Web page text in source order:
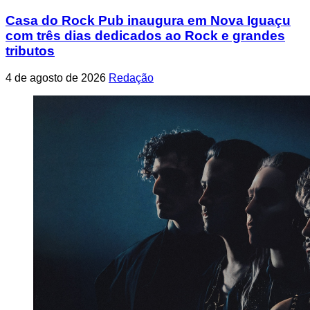
Casa do Rock Pub inaugura em Nova Iguaçu
com três dias dedicados ao Rock e grandes
tributos
4 de agosto de 2026 Redação